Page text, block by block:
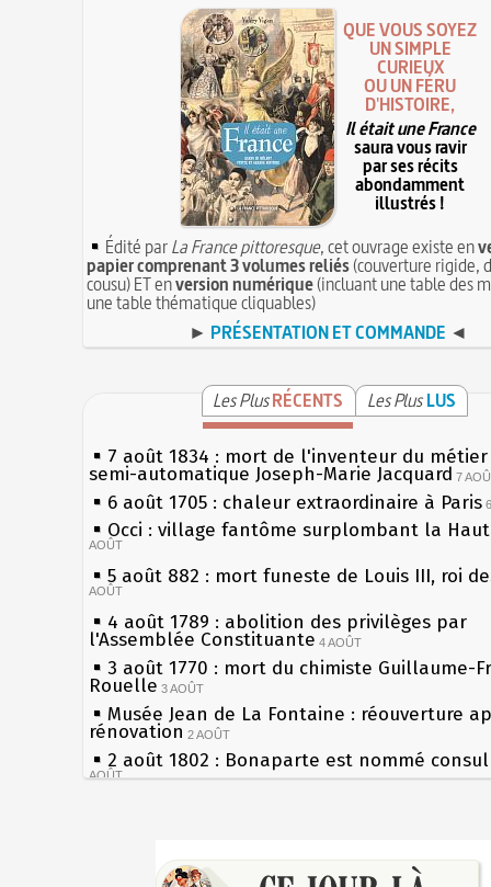
QUE VOUS SOYEZ
UN SIMPLE
CURIEUX
OU UN FÉRU
D'HISTOIRE,
Il était une France
saura vous ravir
par ses récits
abondamment
illustrés !
Édité parLa France pittoresque, cet ouvrage existe en
papier comprenant 3 volumes reliés(couverture rigide,
cousu) ET enversion numérique(incluant une table des
une table thématique cliquables)
► PRÉSENTATION ET COMMANDE ◄
Les PlusRÉCENTS Les Plus LUS
7 août 1834 : mort de l'inventeur du
semi-automatique Joseph-Marie Jacquard 7
6 août 1705 : chaleur extraordinaire à Paris
Occi : village fantôme surplombant la
AOÛT
5 août 882 : mort funeste de Louis III, roi
AOÛT
4 août 1789 : abolition des privilèges par
l'Assemblée Constituante 4 AOÛT
3 août 1770 : mort du chimiste Guillaume-
Rouelle 3 AOÛT
Musée Jean de La Fontaine : réouverture
rénovation 2 AOÛT
2 août 1802 : Bonaparte est nommé
AOÛT
boîtes aux lettres en fonte de Léon Mougeot
les siècles